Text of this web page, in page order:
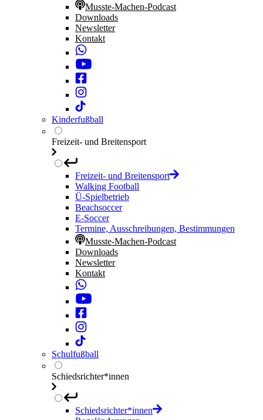
Musste-Machen-Podcast
Downloads
Newsletter
Kontakt
Kinderfußball
Freizeit- und Breitensport
Freizeit- und Breitensport
Walking Football
Ü-Spielbetrieb
Beachsoccer
E-Soccer
Termine, Ausschreibungen, Bestimmungen
Musste-Machen-Podcast
Downloads
Newsletter
Kontakt
Schulfußball
Schiedsrichter*innen
Schiedsrichter*innen